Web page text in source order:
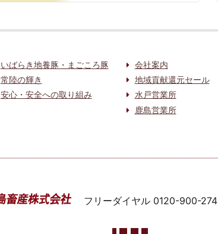
いばらき地養豚・まごころ豚
常陸の輝き
安心・安全への取り組み
会社案内
地域貢献還元セール
水戸営業所
鹿島営業所
フリーダイヤル 0120-900-274